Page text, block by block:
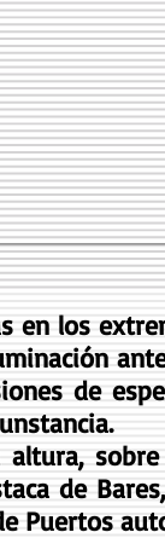
en los
de
de
Puertos